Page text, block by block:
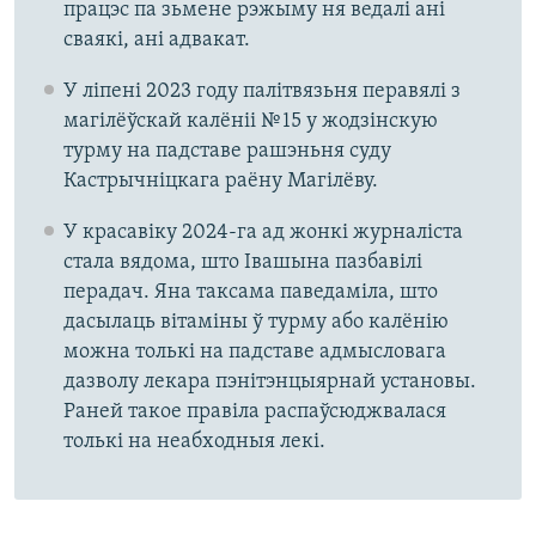
працэс па зьмене рэжыму ня ведалі ані
сваякі, ані адвакат.
У ліпені 2023 году палітвязьня перавялі з
магілёўскай калёніі № 15 у жодзінскую
турму на падставе рашэньня суду
Кастрычніцкага раёну Магілёву.
У красавіку 2024-га ад жонкі журналіста
стала вядома, што Івашына пазбавілі
перадач. Яна таксама паведаміла, што
дасылаць вітаміны ў турму або калёнію
можна толькі на падставе адмысловага
дазволу лекара пэнітэнцыярнай установы.
Раней такое правіла распаўсюджвалася
толькі на неабходныя лекі.